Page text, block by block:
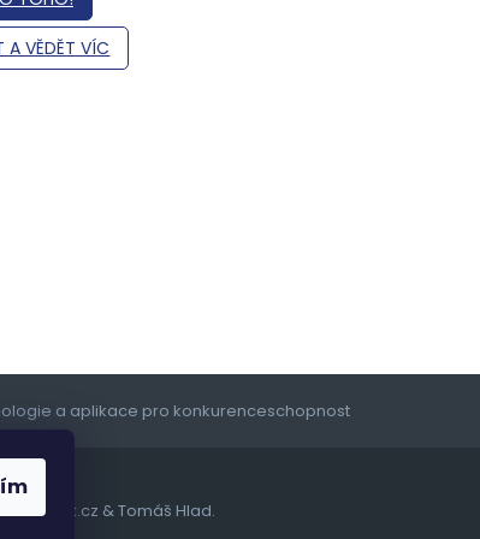
A VĚDĚT VÍC
a aplikace pro konkurenceschopnost
&Tomáš Hlad.